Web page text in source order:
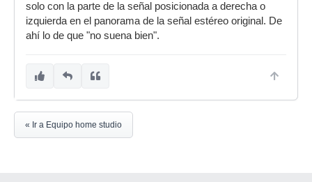
solo con la parte de la señal posicionada a derecha o
izquierda en el panorama de la señal estéreo original. De
ahí lo de que "no suena bien".
« Ir a Equipo home studio